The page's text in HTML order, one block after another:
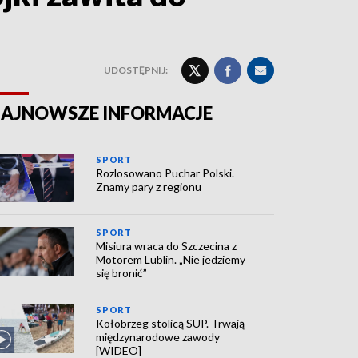
UDOSTĘPNIJ:
INFORMACJE
SPORT
Rozlosowano Puchar Polski.
Znamy pary z regionu
SPORT
Misiura wraca do Szczecina z
Motorem Lublin. „Nie jedziemy
się bronić”
SPORT
Kołobrzeg stolicą SUP. Trwają
międzynarodowe zawody
[WIDEO]